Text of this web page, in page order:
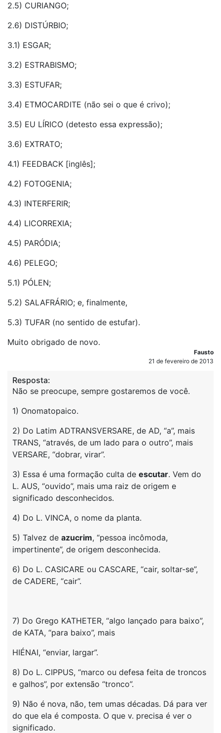
2.5) CURIANGO;
2.6) DISTÚRBIO;
3.1) ESGAR;
3.2) ESTRABISMO;
3.3) ESTUFAR;
3.4) ETMOCARDITE (não sei o que é crivo);
3.5) EU LÍRICO (detesto essa expressão);
3.6) EXTRATO;
4.1) FEEDBACK [inglês];
4.2) FOTOGENIA;
4.3) INTERFERIR;
4.4) LICORREXIA;
4.5) PARÓDIA;
4.6) PELEGO;
5.1) PÓLEN;
5.2) SALAFRÁRIO; e, finalmente,
5.3) TUFAR (no sentido de estufar).
Muito obrigado de novo.
Fausto
21 de fevereiro de 2013
Resposta:
Não se preocupe, sempre gostaremos de você.
1) Onomatopaico.
2) Do Latim ADTRANSVERSARE, de AD, “a”, mais
TRANS, “através, de um lado para o outro”, mais
VERSARE, “dobrar, virar”.
3) Essa é uma formação culta de escutar. Vem do
L. AUS, “ouvido”, mais uma raiz de origem e
significado desconhecidos.
4) Do L. VINCA, o nome da planta.
5) Talvez de azucrim, “pessoa incômoda,
impertinente”, de origem desconhecida.
6) Do L. CASICARE ou CASCARE, “cair, soltar-se”,
de CADERE, “cair”.
7) Do Grego KATHETER, “algo lançado para baixo”,
de KATA, “para baixo”, mais
HIÉNAI, “enviar, largar”.
8) Do L. CIPPUS, “marco ou defesa feita de troncos
e galhos”, por extensão “tronco”.
9) Não é nova, não, tem umas décadas. Dá para ver
do que ela é composta. O que v. precisa é ver o
significado.